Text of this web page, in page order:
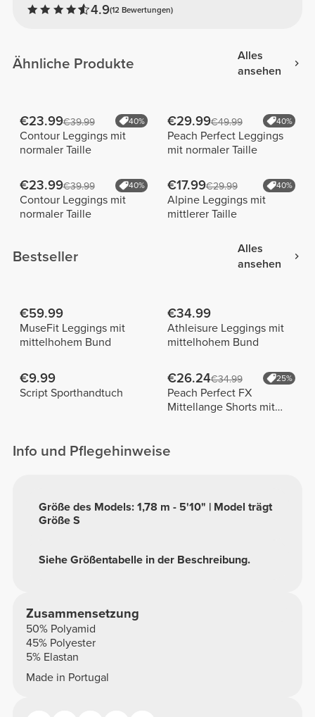
4.9(12 Bewertungen)
Ähnliche Produkte
Alles
ansehen
€23.99€39.99 40%
Contour Leggings mit
normaler Taille
€29.99€49.99 40%
Peach Perfect Leggings
mit normaler Taille
€23.99€39.99 40%
Contour Leggings mit
normaler Taille
€17.99€29.99 40%
Alpine Leggings mit
mittlerer Taille
Bestseller
Alles
ansehen
€59.99
MuseFit Leggings mit
mittelhohem Bund
€34.99
Athleisure Leggings mit
mittelhohem Bund
€9.99
Script Sporthandtuch
€26.24€34.99 25%
Peach Perfect FX
Mittellange Shorts mit
Info und Pflegehinweise
Siehe Größentabelle in der Beschreibung.
Größe des Models: 1,78 m - 5'10" | Model trägt
Größe S
Zusammensetzung
50% Polyamid
45% Polyester
5% Elastan
Made in Portugal